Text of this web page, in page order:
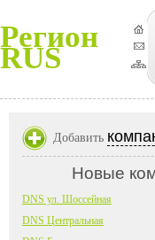
Регион
RUS
Добавить
Новые
DNS ул. Шоссейная
DNS Центральная